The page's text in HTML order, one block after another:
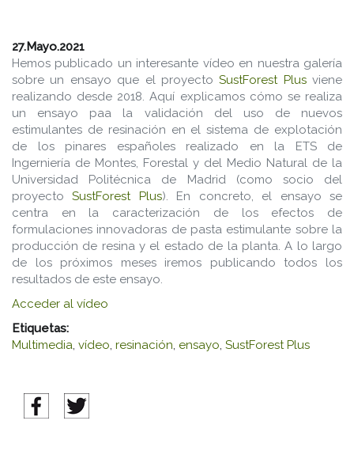
DE
NUEVOS
DE
DEL
PROYECTO
27.Mayo.2021
Hemos publicado un interesante vídeo en nuestra galería
sobre un ensayo que el proyectoSustForest Plusviene
realizando desde 2018. Aquí explicamos cómo se realiza
un ensayo paa la validación del uso de nuevos
estimulantes de resinación en el sistema de explotación
de los pinares españoles realizado en la ETS de
Ingerniería de Montes, Forestal y del Medio Natural de la
Universidad Politécnica de Madrid (como socio del
proyectoSustForest Plus). En concreto, el ensayo se
centra en la caracterización de los efectos de
formulaciones innovadoras de pasta estimulante sobre la
producción de resina y el estado de la planta. A lo largo
de los próximos meses iremos publicando todos los
resultados de este ensayo.
Acceder al vídeo
Etiquetas:
Multimedia, vídeo, resinación, ensayo, SustForest Plus